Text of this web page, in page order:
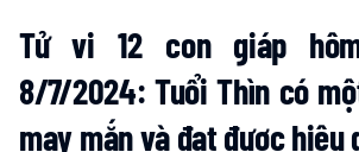
Tử vi 12 con giáp
8/7/2024: Tuổi Thìn có
may mắn và đạt được hiệu